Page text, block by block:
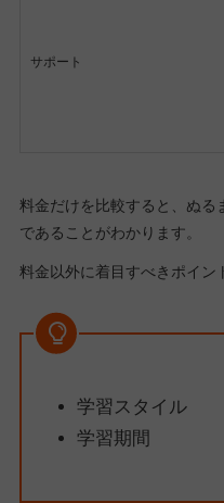
サポート
料金だけを比較すると、ぬる
であることがわかります。
料金以外に着目すべきポイン
学習スタイル
学習期間